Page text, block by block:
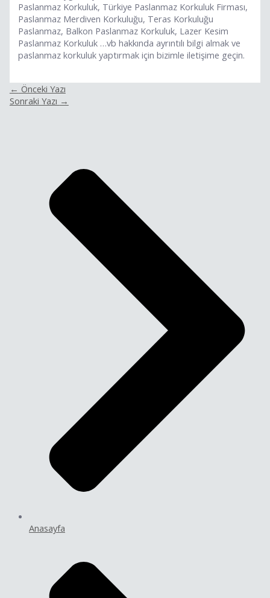
Paslanmaz Korkuluk, Türkiye Paslanmaz Korkuluk Firması,
Paslanmaz Merdiven Korkuluğu, Teras Korkuluğu
Paslanmaz, Balkon Paslanmaz Korkuluk, Lazer Kesim
Paslanmaz Korkuluk …vb hakkında ayrıntılı bilgi almak ve
paslanmaz korkuluk yaptırmak için bizimle iletişime geçin.
← Önceki Yazı
Sonraki Yazı →
Anasayfa